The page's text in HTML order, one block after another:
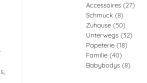
Accessoires 2727
Schmuck 88
Produkte
Zuhause 5050
Produkte
Unterwegs 3232
Papeterie 1818
Familie 4040
Produkte
Babybodys 88